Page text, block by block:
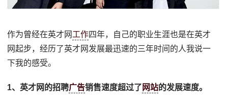
作为曾经在英才网 工作四年，自己的职业生涯也是在英才
网起步，经历了英才网发展最迅速的三年时间的人我说一
下我的感受。
1、英才网的招聘广告销售速度超过了 网站的发展速度。